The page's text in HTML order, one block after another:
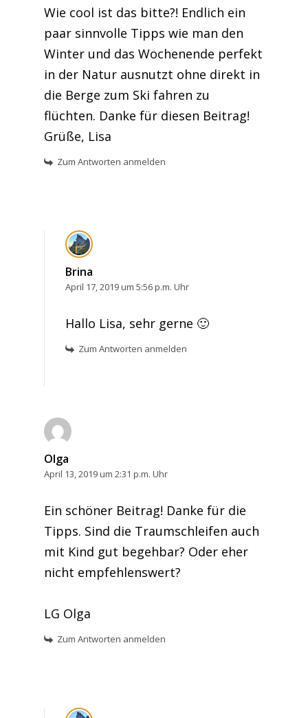
Wie cool ist das bitte?! Endlich ein
paar sinnvolle Tipps wie man den
Winter und das Wochenende perfekt
in der Natur ausnutzt ohne direkt in
die Berge zum Ski fahren zu
flüchten. Danke für diesen Beitrag!
Grüße, Lisa
Zum Antworten anmelden
Brina
April 17, 2019 um 5:56 p.m. Uhr
Hallo Lisa, sehr gerne 🙂
Zum Antworten anmelden
Olga
April 13, 2019 um 2:31 p.m. Uhr
Ein schöner Beitrag! Danke für die
Tipps. Sind die Traumschleifen auch
mit Kind gut begehbar? Oder eher
nicht empfehlenswert?
LG Olga
Zum Antworten anmelden